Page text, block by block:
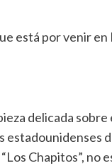
está por venir en
delicada
estadounidenses
Chapitos”, no